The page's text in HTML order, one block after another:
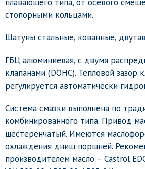
стопорными кольцами.
Шатуны стальные, кованные,
ГБЦ алюминиевая, с двумя
клапанами (DOHC). Тепловой зазор
регулируется автоматически
Система смазки выполнена по
комбинированного типа. Привод
шестеренчатый. Имеются
охлаждения днищ поршней.
производителем масло – Castrol